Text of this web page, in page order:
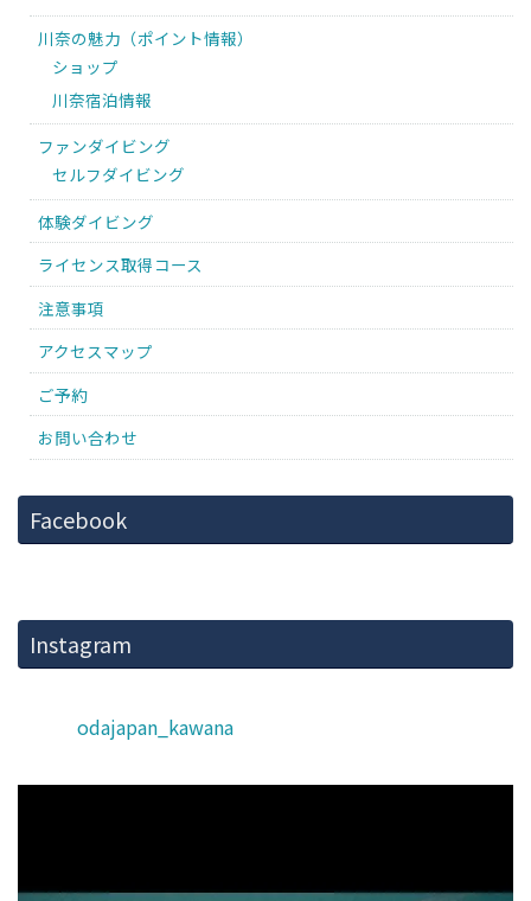
川奈の魅力（ポイント情報）
ショップ
川奈宿泊情報
ファンダイビング
セルフダイビング
体験ダイビング
ライセンス取得コース
注意事項
アクセスマップ
ご予約
お問い合わせ
Facebook
Instagram
odajapan_kawana